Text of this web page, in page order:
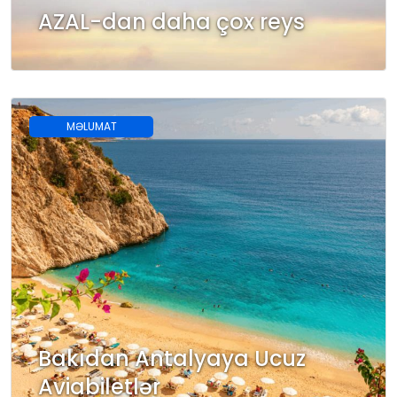
AZAL-dan daha çox reys
MƏLUMAT
Bakıdan Antalyaya Ucuz
Aviabiletlər